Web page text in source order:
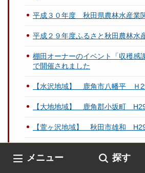
メニュー 探す
平成３０年度 秋田県農林水産業
平成２９年度ふるさと秋田農林
棚田オーナーのイベント「収穫感
で開催されました
【水沢地域】 鹿角市八幡平 Ｈ
【大地地域】 鹿角郡小坂町
【萱ヶ沢地域】 秋田市雄和